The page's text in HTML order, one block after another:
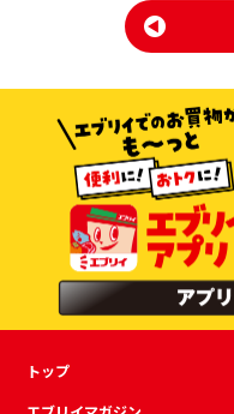
トップ